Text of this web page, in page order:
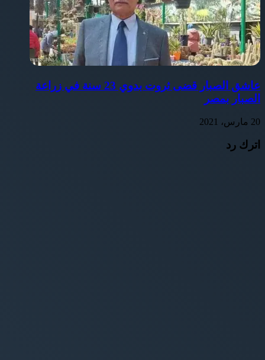
عاشق الصبار قضى ثروت بدوي 23 سنة في زراعة
الصبار بمصر
20 مارس، 2021
اترك رد